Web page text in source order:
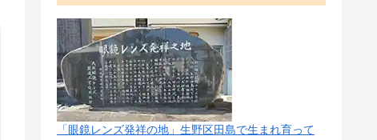
「眼鏡レンズ発祥の地」生野区田島で生まれ育って